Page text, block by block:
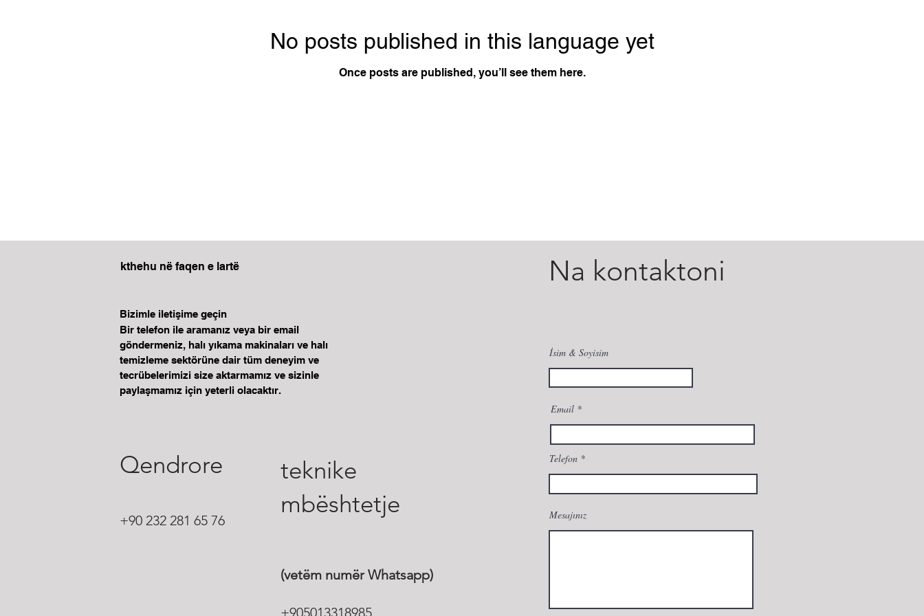
No posts published in this language yet
Once posts are published, you’ll see them here.
kthehu në faqen e lartë
Bizimle iletişime geçin
Bir telefon ile aramanız veya bir email
göndermeniz, halı yıkama makinaları ve halı
temizleme sektörüne dair tüm deneyim ve
tecrübelerimizi size aktarmamız ve sizinle
paylaşmamız için yeterli olacaktır.
Qendrore
+90 232 281 65 76
teknike
mbështetje
(vetëm numër Whatsapp)
+905013318985
+90 232 281 65 76
Na kontaktoni
İsim & Soyisim
Email
Telefon
Mesajınız